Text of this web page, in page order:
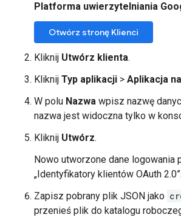
Platforma uwierzytelniania
Otwórz stronę Klienci
Kliknij Utwórz klienta.
Kliknij Typ aplikacji > Aplikacja
W polu Nazwa wpisz nazwę
nazwa jest widoczna tylko w
Kliknij Utwórz.
Nowo utworzone dane logowania
„Identyfikatory klientów OAuth 2.0”.
Zapisz pobrany plik JSON jako
przenieś plik do katalogu